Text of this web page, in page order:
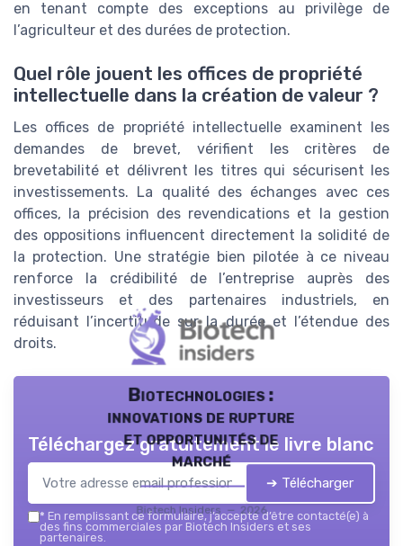
en tenant compte des exceptions au privilège de
l’agriculteur et des durées de protection.
Quel rôle jouent les offices de propriété
intellectuelle dans la création de valeur ?
Les offices de propriété intellectuelle examinent les
demandes de brevet, vérifient les critères de
brevetabilité et délivrent les titres qui sécurisent les
investissements. La qualité des échanges avec ces
offices, la précision des revendications et la gestion
des oppositions influencent directement la solidité de
la protection. Une stratégie bien pilotée à ce niveau
renforce la crédibilité de l’entreprise auprès des
investisseurs et des partenaires industriels, en
réduisant l’incertitude sur la durée et l’étendue des
droits.
Biotechnologies :
innovations de rupture
et opportunités de
marché
Biotech Insiders — 2026
Téléchargez gratuitement le livre blanc
➔ Télécharger
* En remplissant ce formulaire, j’accepte d’être contacté(e) à
des fins commerciales par Biotech Insiders et ses
partenaires.